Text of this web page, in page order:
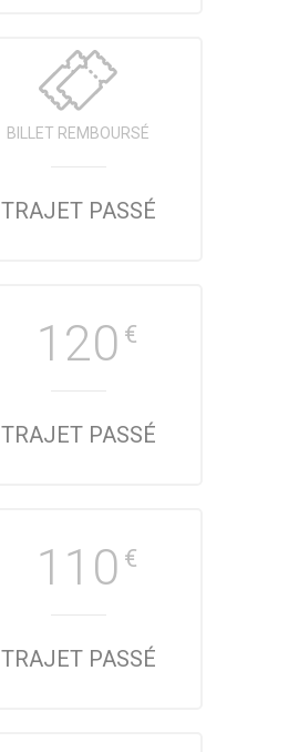
BILLET REMBOURSÉ
TRAJET PASSÉ
120 €
TRAJET PASSÉ
110 €
TRAJET PASSÉ